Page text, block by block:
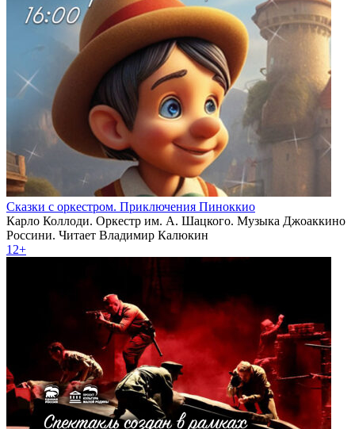
Сказки с оркестром. Приключения Пиноккио
Карло Коллоди. Оркестр им. А. Шацкого. Музыка Джоаккино
Россини. Читает Владимир Калюкин
12+